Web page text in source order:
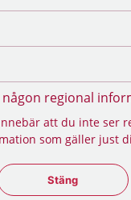
någon regional
att du inte ser
som gäller just
Stäng
Stäng